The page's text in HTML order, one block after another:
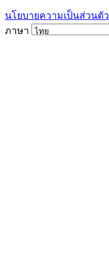
นโยบายความเป็นส่วนตัว
ภาษา